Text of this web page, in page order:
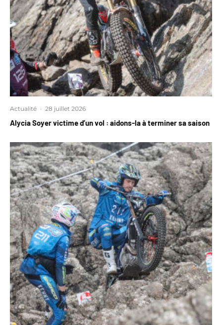
Actualité · 28 juillet 2026
Alycia Soyer victime d’un vol : aidons-la à terminer sa saison